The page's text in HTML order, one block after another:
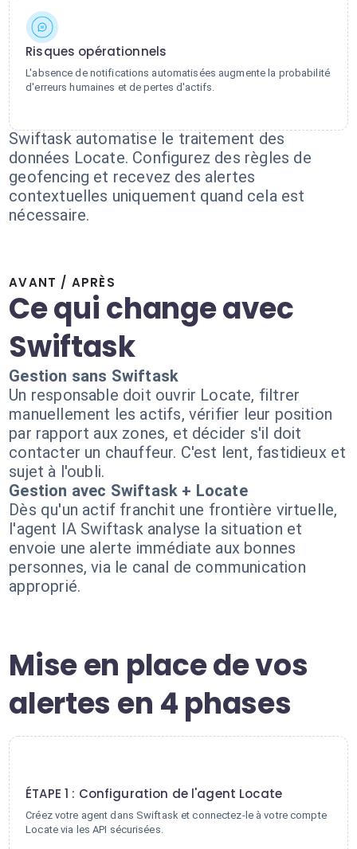
Risques opérationnels
L'absence de notifications automatisées augmente la probabilité
d'erreurs humaines et de pertes d'actifs.
Swiftask automatise le traitement des
données Locate. Configurez des règles de
geofencing et recevez des alertes
contextuelles uniquement quand cela est
nécessaire.
AVANT / APRÈS
Ce qui change avec
Swiftask
Gestion sans Swiftask
Un responsable doit ouvrir Locate, filtrer
manuellement les actifs, vérifier leur position
par rapport aux zones, et décider s'il doit
contacter un chauffeur. C'est lent, fastidieux et
sujet à l'oubli.
Gestion avec Swiftask + Locate
Dès qu'un actif franchit une frontière virtuelle,
l'agent IA Swiftask analyse la situation et
envoie une alerte immédiate aux bonnes
personnes, via le canal de communication
approprié.
Mise en place de vos
alertes en 4 phases
ÉTAPE 1 : Configuration de l'agent Locate
Créez votre agent dans Swiftask et connectez-le à votre compte
Locate via les API sécurisées.